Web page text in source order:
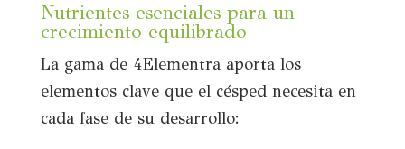
Nutrientes esenciales para un
crecimiento equilibrado
La gama de 4Elementra aporta los
elementos clave que el césped necesita en
cada fase de su desarrollo: